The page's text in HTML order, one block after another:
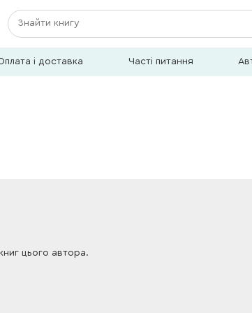
і доставка Часті питання
цього автора.